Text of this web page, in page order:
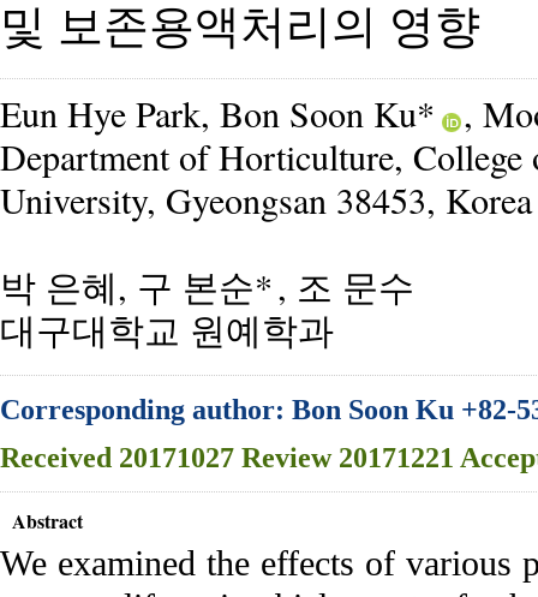
및 보존용액처리의 영향
Eun Hye Park, Bon Soon Ku*
,
Department of Horticulture,
University, Gyeongsan 38453, Korea
박 은혜, 구 본순*, 조 문수
대구대학교 원예학과
Corresponding author: Bon Soon Ku +82-
Received 20171027 Review20171221
Abstract
We examined the effects of various